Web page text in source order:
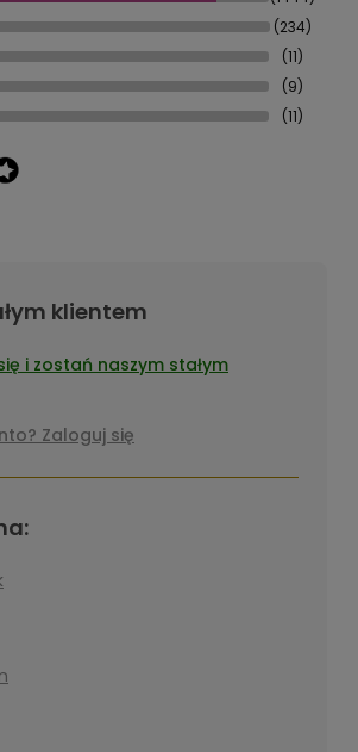
(234)
(11)
(9)
(11)
klientem
i zostań naszym stałym
Zaloguj się